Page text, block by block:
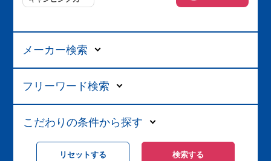
メーカー検索
フリーワード検索
こだわりの条件から探す